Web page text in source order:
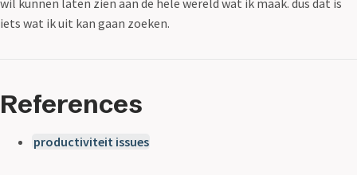
wil kunnen laten zien aan de hele wereld wat ik maak. dus dat is
iets wat ik uit kan gaan zoeken.
References
productiviteit issues